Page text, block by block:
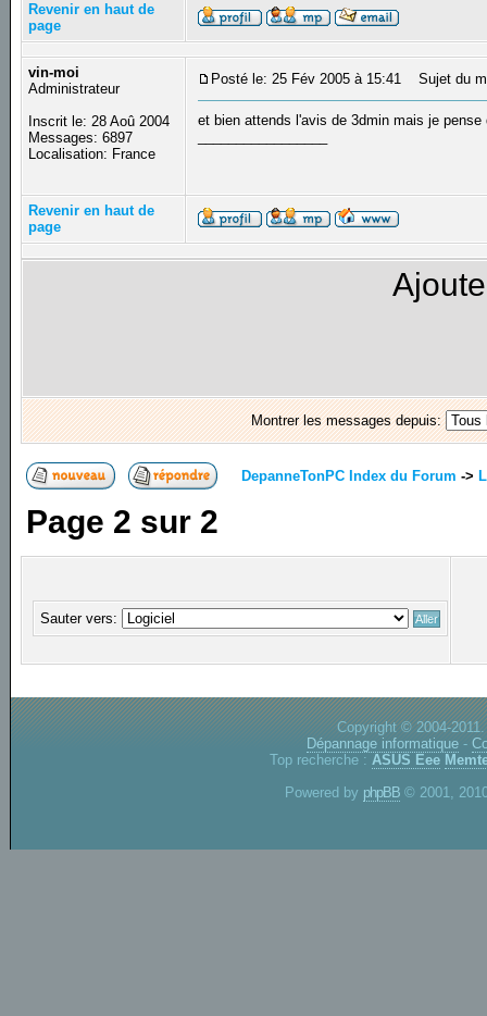
Revenir en haut de
page
vin-moi
Administrateur
Inscrit le: 28 Aoû 2004
Messages: 6897
Localisation: France
Posté le: 25 Fév 2005 à 15:41 Sujet du
et bien attends l'avis de 3dmin mais je
Revenir en haut de
page
Montrer les messages depuis:
DepanneTonPC Index du Forum ->
Page 2 sur 2
Sauter vers:
Copyright © 2004-
Dépannage informatique -
Top recherche : ASUS Eee
Powered by phpBB © 2001,